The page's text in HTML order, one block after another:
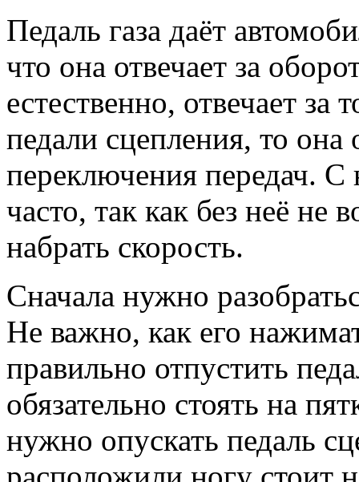
Педаль газа даёт
что она отвечает за
естественно, отвечает за
педали сцепления, то она
переключения передач. С
часто, так как без неё не
набрать скорость.
Сначала нужно
Не важно, как его
правильно отпустить
обязательно стоять на
нужно опускать педаль